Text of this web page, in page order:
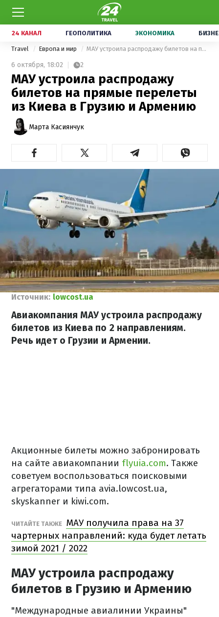
24 КАНАЛ ГЕОПОЛИТИКА ЭКОНОМИКА
Travel Европа и мир МАУ устроила распродажу билетов на прямые перелеты из Киева в Грузию и Армению
6 октября, 18:02 2
МАУ устроила распродажу
билетов на прямые перелеты
из Киева в Грузию и Армению
Марта Касиянчук
Источник: lowcost.ua
Авиакомпания МАУ устроила распродажу
билетов из Киева по 2 направлениям.
Речь идет о Грузии и Армении.
Акционные билеты можно забронировать
на сайте авиакомпании flyuia.com. Также
советуем воспользоваться поисковыми
агрегаторами типа avia.lowcost.ua,
skyskanner и kiwi.com.
ЧИТАЙТЕ ТАКЖЕ МАУ получила права на 37
чартерных направлений: куда будет летать
зимой 2021 / 2022
МАУ устроила распродажу
билетов в Грузию и Армению
"Международные авиалинии Украины"